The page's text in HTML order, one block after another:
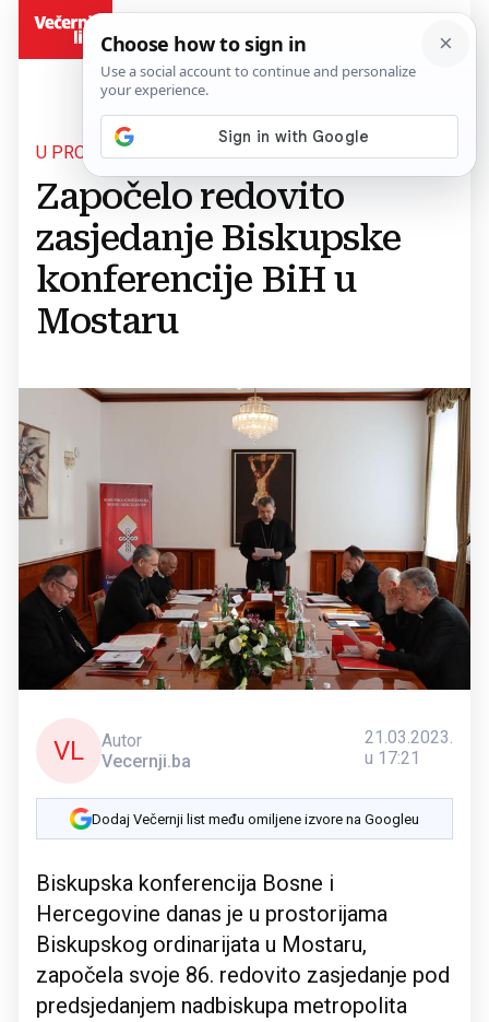
U PROSTORIJAMA BISKUPSKOG ORDINARIJATA
Započelo redovito
zasjedanje Biskupske
konferencije BiH u
Mostaru
VL
Autor
Vecernji.ba
21.03.2023.
u 17:21
Dodaj Večernji list među omiljene izvore na Googleu
Biskupska konferencija Bosne i
Hercegovine danas je u prostorijama
Biskupskog ordinarijata u Mostaru,
započela svoje 86. redovito zasjedanje pod
predsjedanjem nadbiskupa metropolita